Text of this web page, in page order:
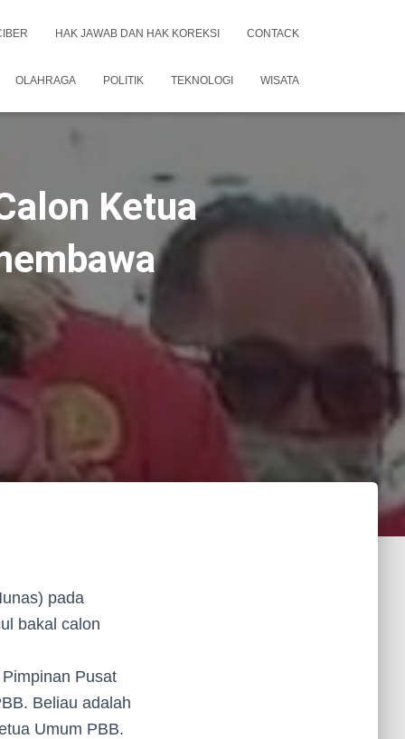
HAK JAWAB DAN HAK KOREKSI CONTACK
OLAHRAGA POLITIK TEKNOLOGI WISATA
Ketua
pada
bakal calon
Pusat
Beliau adalah
Umum PBB.